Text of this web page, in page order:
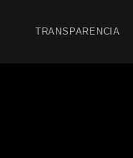
TRANSPARENCIA